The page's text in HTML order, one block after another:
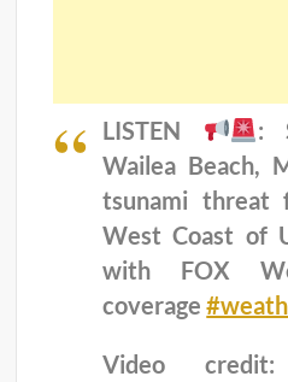
LISTEN
:
Wailea Beach,
tsunami threat
West Coast of
with FOX
coverage
Video